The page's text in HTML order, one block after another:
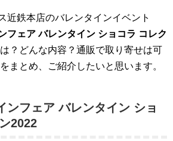
近鉄本店のバレンタインイベント
フェア バレンタイン ショコラ コレク
は？どんな内容？通販で取り寄せは可
まとめ、ご紹介したいと思います。
ンフェア バレンタイン ショ
2022